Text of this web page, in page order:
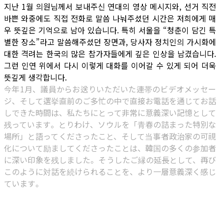
지난 1월 의원님께서 보내주신 연대의 영상 메시지와, 선거 직전
바쁜 와중에도 직접 전화로 말씀 나눠주셨던 시간은 저희에게 매
우 뜻깊은 기억으로 남아 있습니다. 특히 서울을 “청춘이 담긴 특
별한 장소”라고 말씀해주셨던 장면과, 당사자 정치인의 가시화에
대한 격려는 한국의 많은 참가자들에게 깊은 인상을 남겼습니다.
그런 인연 위에서 다시 이렇게 대화를 이어갈 수 있게 되어 더욱
뜻깊게 생각합니다.
今年1月、議員からお送りいただいた連帯のビデオメッセー
ジ、そして選挙直前のご多忙の中で直接お電話を通じてお話
しできた時間は、私たちにとって非常に意義深い記憶として
残っています。とりわけ、ソウルを「青春の詰まった特別な
場所」と語ってくださったこと、そして当事者政治家の可視
化について励ましてくださったことは、韓国の多くの参加者
に深い印象を残しました。そうしたご縁の延長として、再び
このように対話を続けられることを、より一層意義深く感じ
ています。